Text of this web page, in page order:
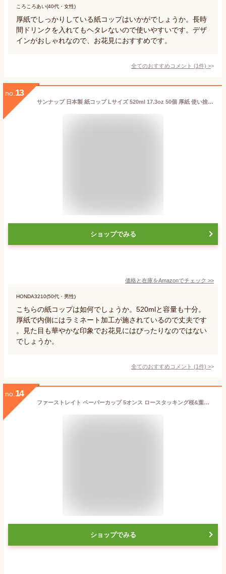
ころころあい(40代・女性)
厚紙でしっかりしている紙コップはいかがでしょうか。長時
間ドリンクを入れてもヘタレないので使いやすいです。デザ
インがおしゃれなので、お花見におすすめです。
全てのおすすめコメント (1件) >
no. 13
サンナップ 日本製 紙コップ Lサイズ 520ml 17.3oz 50個 厚紙 使い捨て 見た目に華やかな印象を持たせる使用シーンを選ばない厚紙カップ 内面ポリエチレンラミネート加工 テイクアウトに最適 SMT-520Pエレガントタイム
ショップでみる
価格と在庫をAmazonでチェック >>
HONDA3210(50代・男性)
こちらの紙コップは如何でしょうか。520mlと容量も十分。
厚紙で内側にはラミネート加工が施されているので丈夫です
。見た目も華やかな印象でお花見にはぴったりなのではない
でしょうか。
全てのおすすめコメント (1件) >
no. 14
ファーストレイト ペーパーカップ 5オンス ロースタッキング桜&葉っぱ 1000個 柄付 紙コップ 使いきり食器 キッチン テーブル
ショップでみる